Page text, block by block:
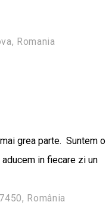
Romania
grea parte. Suntem o
in fiecare zi un
România